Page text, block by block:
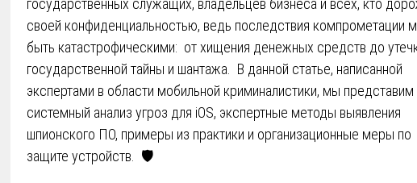
государственных служащих, владельцев бизнеса и всех, кто
своей конфиденциальностью, ведь последствия компрометации
быть катастрофическими: от хищения денежных средств до
государственной тайны и шантажа. В данной статье, написанной
экспертами в области мобильной криминалистики, мы представим
системный анализ угроз для iOS, экспертные методы выявления
шпионского ПО, примеры из практики и организационные меры по
защите устройств. 🛡️